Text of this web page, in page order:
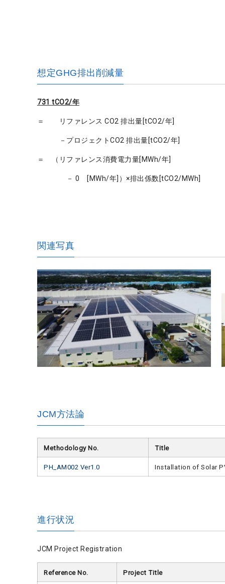
想定GHG排出削減量
731 tCO2/年
＝ リファレンス CO2 排出量[tCO2/年]
－プロジェクトCO2 排出量[tCO2/年]
＝ （リファレンス消費電力量[MWh/年]
－ 0 [MWh/年]）×排出係数[tCO2/MWh]
関連写真
JCM方法論
Methodology No. Title
PH_AM002 Ver1.0 Installation of Solar
進行状況
JCM Project Registration
Reference No. Project Title